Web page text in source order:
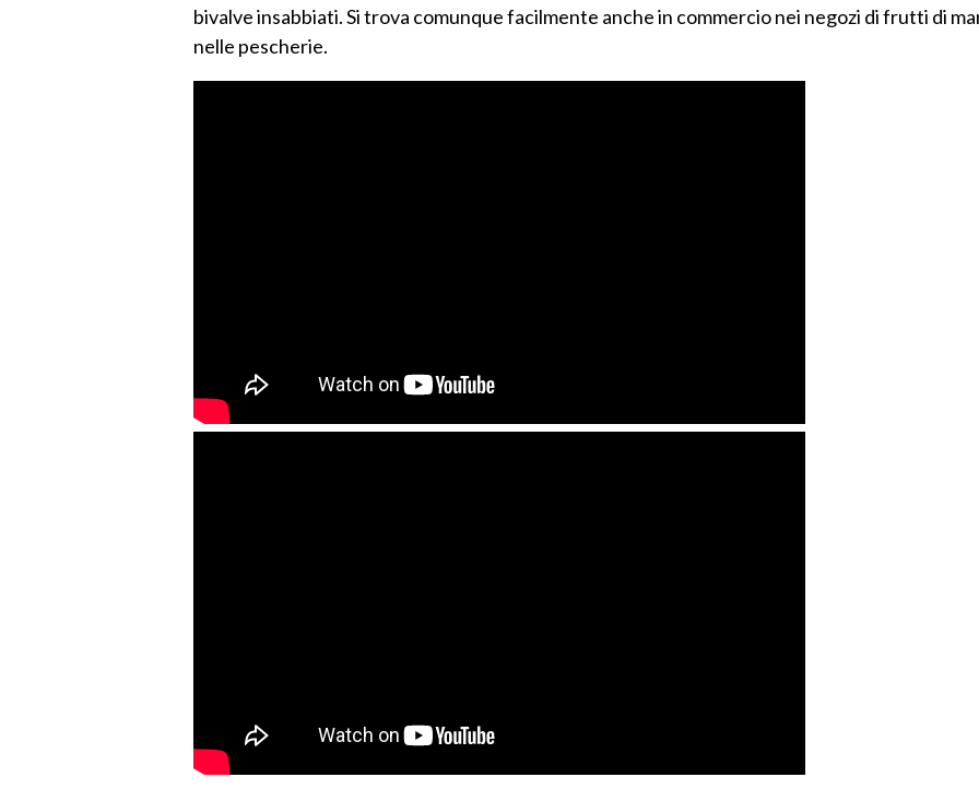
bivalve insabbiati. Si trova comunque facilmente anche in commercio nei negozi di frutti di
nelle pescherie.